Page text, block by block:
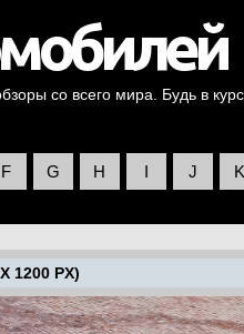
со всего мира. Будь в
F G H I J K
1200 PX)